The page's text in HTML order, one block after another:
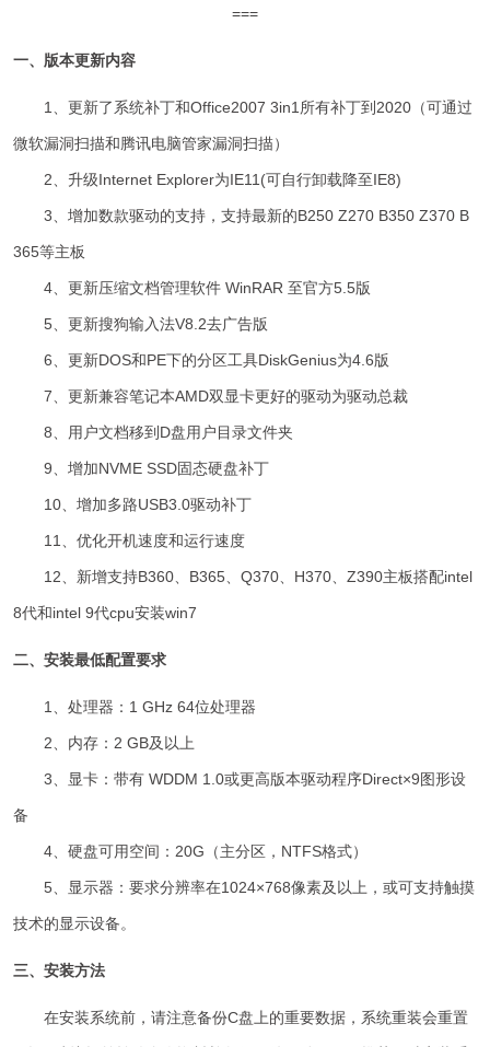
===
一、版本更新内容
1、更新了系统补丁和Office2007 3in1所有补丁到2020（可通过
微软漏洞扫描和腾讯电脑管家漏洞扫描）
2、升级Internet Explorer为IE11(可自行卸载降至IE8)
3、增加数款驱动的支持，支持最新的B250 Z270 B350 Z370 B
365等主板
4、更新压缩文档管理软件 WinRAR 至官方5.5版
5、更新搜狗输入法V8.2去广告版
6、更新DOS和PE下的分区工具DiskGenius为4.6版
7、更新兼容笔记本AMD双显卡更好的驱动为驱动总裁
8、用户文档移到D盘用户目录文件夹
9、增加NVME SSD固态硬盘补丁
10、增加多路USB3.0驱动补丁
11、优化开机速度和运行速度
12、新增支持B360、B365、Q370、H370、Z390主板搭配intel
8代和intel 9代cpu安装win7
二、安装最低配置要求
1、处理器：1 GHz 64位处理器
2、内存：2 GB及以上
3、显卡：带有 WDDM 1.0或更高版本驱动程序Direct×9图形设
备
4、硬盘可用空间：20G（主分区，NTFS格式）
5、显示器：要求分辨率在1024×768像素及以上，或可支持触摸
技术的显示设备。
三、安装方法
在安装系统前，请注意备份C盘上的重要数据，系统重装会重置